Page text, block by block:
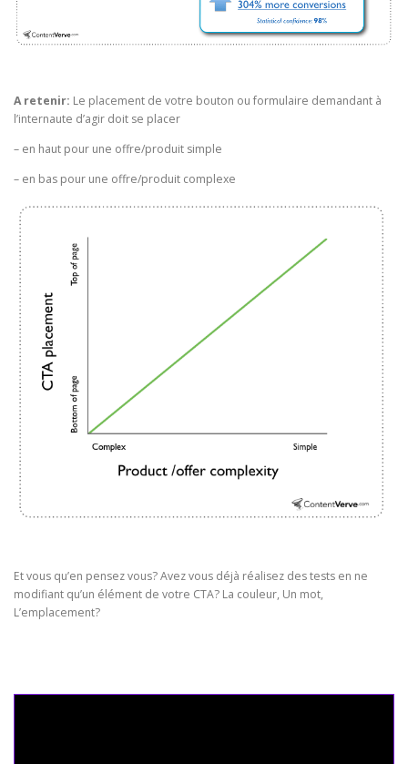
A retenir: Le placement de votre bouton ou formulaire demandant à
l’internaute d’agir doit se placer
– en haut pour une offre/produit simple
– en bas pour une offre/produit complexe
Et vous qu’en pensez vous? Avez vous déjà réalisez des tests en ne
modifiant qu’un élément de votre CTA? La couleur, Un mot,
L’emplacement?